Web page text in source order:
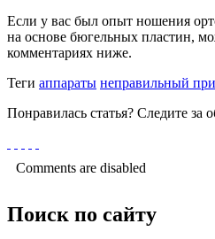
Если у вас был опыт ношения
на основе бюгельных пластин,
комментариях ниже.
Теги аппараты неправильный
Понравилась статья? Следите за
Comments are disabled
Поиск по сайту